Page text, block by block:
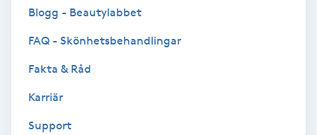
Naprapati
Blogg - Beautylabbet
FAQ - Skönhetsbehandlingar
Fakta & Råd
Karriär
Support